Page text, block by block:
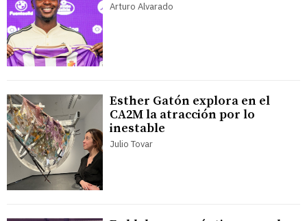
Arturo Alvarado
Esther Gatón explora en el
CA2M la atracción por lo
inestable
Julio Tovar